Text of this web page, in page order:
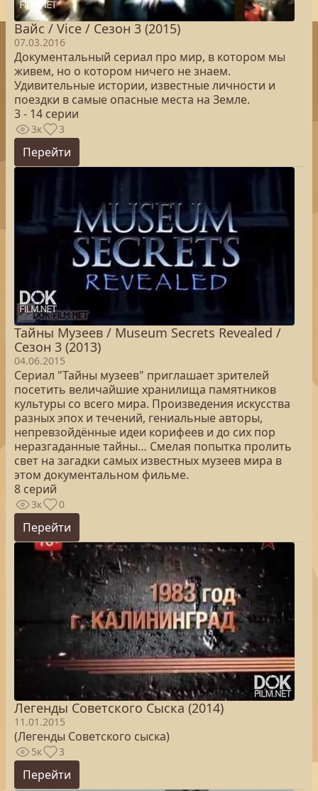
Вайс / Vice / Сезон 3 (2015)
07.03.2016
Документальный сериал про мир, в котором мы
живем, но о котором ничего не знаем.
Удивительные истории, известные личности и
поездки в самые опасные места на Земле.
3 - 14 серии
3к 3
Перейти
Тайны Музеев / Museum Secrets Revealed /
Сезон 3 (2013)
04.06.2015
Сериал "Тайны музеев" приглашает зрителей
посетить величайшие хранилища памятников
культуры со всего мира. Произведения искусства
разных эпох и течений, гениальные авторы,
непревзойдённые идеи корифеев и до сих пор
неразгаданные тайны… Смелая попытка пролить
свет на загадки самых известных музеев мира в
этом документальном фильме.
8 серий
3к 0
Перейти
Легенды Советского Сыска (2014)
11.01.2015
(Легенды Советского сыска)
5к 3
Перейти